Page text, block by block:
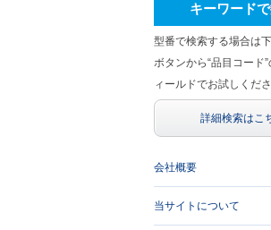
キーワード
型番で検索する場合は
ボタンから“品目コード
ィールドでお試しくださ
詳細検索はこ
会社概要
当サイトについて